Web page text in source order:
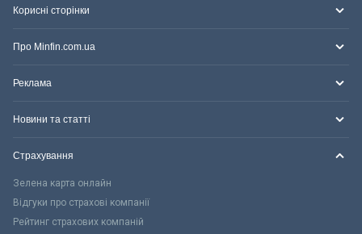
Корисні сторінки
Про Minfin.com.ua
Реклама
Новини та статті
Страхування
Зелена карта онлайн
Відгуки про страхові компанії
Рейтинг страхових компаній